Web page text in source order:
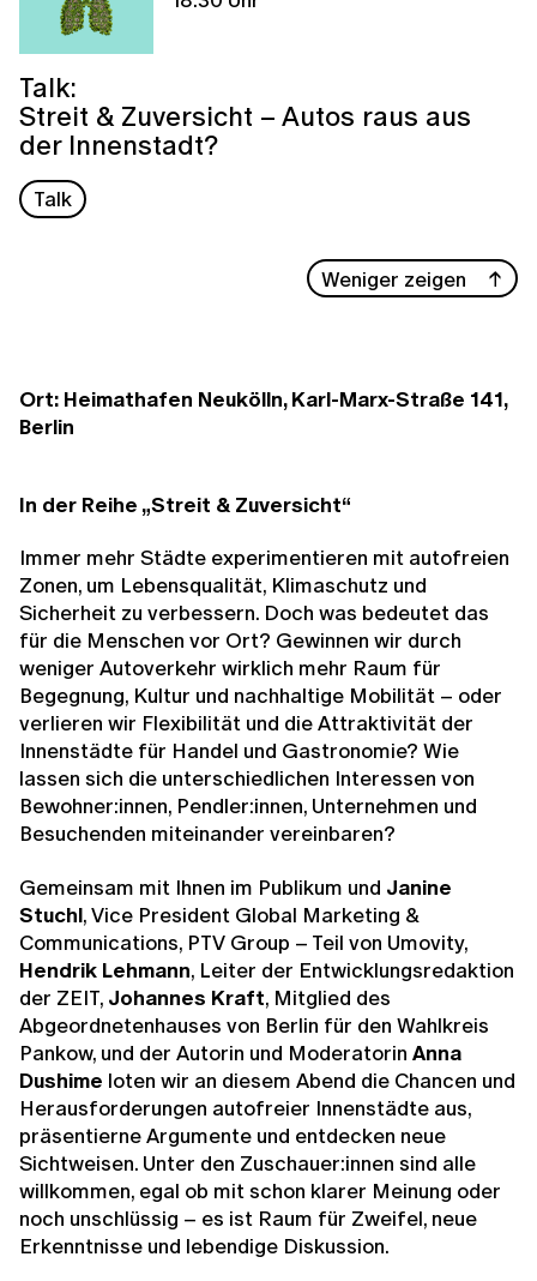
Talk:
Streit & Zuversicht – Autos raus aus
der Innenstadt?
Talk
Weniger zeigen
Ort: Heimathafen Neukölln, Karl-Marx-Straße 141,
Berlin
In der Reihe „Streit & Zuversicht“
Immer mehr Städte experimentieren mit autofreien
Zonen, um Lebensqualität, Klimaschutz und
Sicherheit zu verbessern. Doch was bedeutet das
für die Menschen vor Ort? Gewinnen wir durch
weniger Autoverkehr wirklich mehr Raum für
Begegnung, Kultur und nachhaltige Mobilität – oder
verlieren wir Flexibilität und die Attraktivität der
Innenstädte für Handel und Gastronomie? Wie
lassen sich die unterschiedlichen Interessen von
Bewohner:innen, Pendler:innen, Unternehmen und
Besuchenden miteinander vereinbaren?
Gemeinsam mit Ihnen im Publikum und Janine
Stuchl, Vice President Global Marketing &
Communications, PTV Group – Teil von Umovity,
Hendrik Lehmann, Leiter der Entwicklungsredaktion
der ZEIT, Johannes Kraft, Mitglied des
Abgeordnetenhauses von Berlin für den Wahlkreis
Pankow, und der Autorin und Moderatorin Anna
Dushime loten wir an diesem Abend die Chancen und
Herausforderungen autofreier Innenstädte aus,
präsentierne Argumente und entdecken neue
Sichtweisen. Unter den Zuschauer:innen sind alle
willkommen, egal ob mit schon klarer Meinung oder
noch unschlüssig – es ist Raum für Zweifel, neue
Erkenntnisse und lebendige Diskussion.